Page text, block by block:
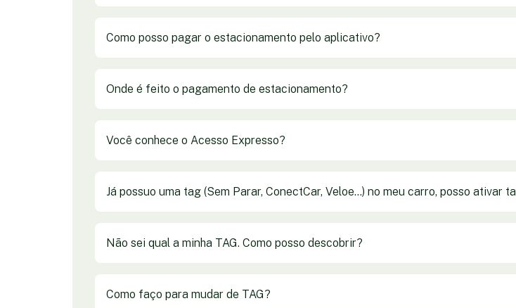
Como posso pagar o estacionamento pelo aplicativo?
Onde é feito o pagamento de estacionamento?
Você conhece o Acesso Expresso?
Já possuo uma tag (Sem Parar, ConectCar, Veloe...) no meu carro, posso ativar
Não sei qual a minha TAG. Como posso descobrir?
Como faço para mudar de TAG?